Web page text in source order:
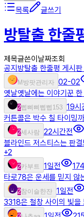
목록 글쓰기
방탈출 한줄
제목글쓴이 날짜조회
공지 방탈출 한줄평 게시판
M 방팟관리자 02-02
옛날옛날에는 이야기꾼
2삡삐삐삡삡153 19시
커튼콜은 박수 칠 타이밍
2세사람 22시간전
블라인드 저스티스는 판
+2
2카부트 1일전
174
타로78은 운세를 믿지 않
2참이슬한잔 1일전
3318은 철창 사이의 빛을